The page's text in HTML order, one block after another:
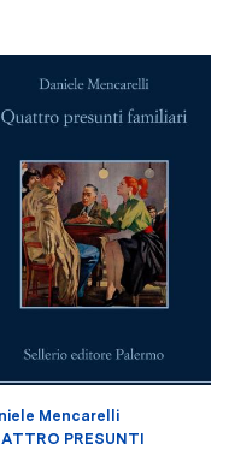
Mencarelli
PRESUNTI